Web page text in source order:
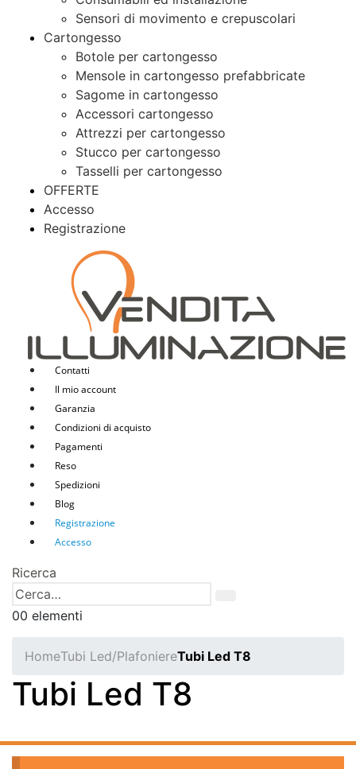
Sensori di movimento e crepuscolari
Cartongesso
Botole per cartongesso
Mensole in cartongesso prefabbricate
Sagome in cartongesso
Accessori cartongesso
Attrezzi per cartongesso
Stucco per cartongesso
Tasselli per cartongesso
OFFERTE
Accesso
Registrazione
Contatti
Il mio account
Garanzia
Condizioni di acquisto
Pagamenti
Reso
Spedizioni
Blog
Registrazione
Accesso
Ricerca
00 elementi
HomeTubi Led/PlafoniereTubi Led T8
Tubi Led T8